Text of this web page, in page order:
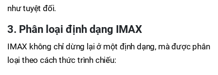
như tuyệt đối.
3. Phân loại định dạng IMAX
IMAX không chỉ dừng lại ở một định dạng, mà được phân
loại theo cách thức trình chiếu: